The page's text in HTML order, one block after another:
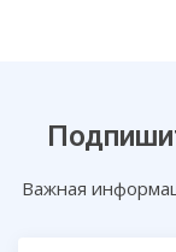
Важная